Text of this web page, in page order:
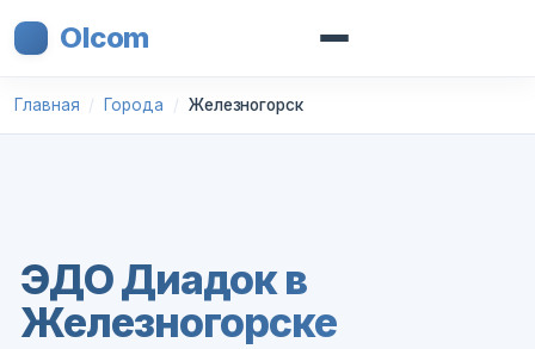
Olcom
Главная Города Железногорск
ЭДО Диадок в
Железногорске